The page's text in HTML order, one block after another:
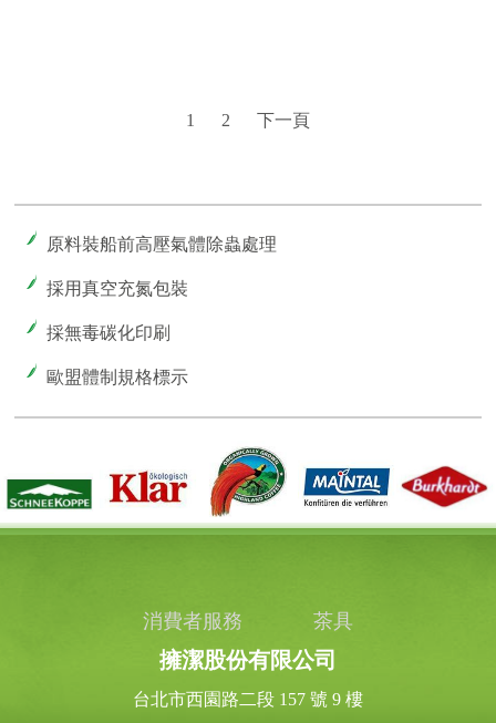
1 2 下一頁
原料裝船前高壓氣體除蟲處理
採用真空充氮包裝
採無毒碳化印刷
歐盟體制規格標示
消費者服務 茶具
擁潔股份有限公司
台北市西園路二段 157 號 9 樓